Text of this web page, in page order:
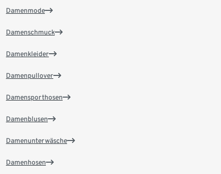
Damenmode
Damenschmuck
Damenkleider
Damenpullover
Damensporthosen
Damenblusen
Damenunterwäsche
Damenhosen